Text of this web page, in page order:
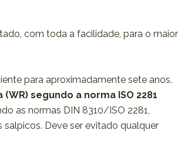
com toda a facilidade, para o maior
para aproximadamente sete anos.
segundo a norma ISO 2281
as normas DIN 8310/ISO 2281,
Deve ser evitado qualquer